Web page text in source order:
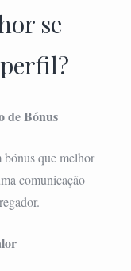
se
de Bónus
bónus que melhor
comunicação